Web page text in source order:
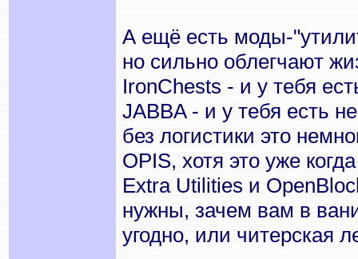
А ещё есть моды-
но сильно облегчают
IronChests - и у тебя
JABBA - и у тебя есть
без логистики это
OPIS, хотя это уже
Extra Utilities и
нужны, зачем вам в
угодно, или читерская